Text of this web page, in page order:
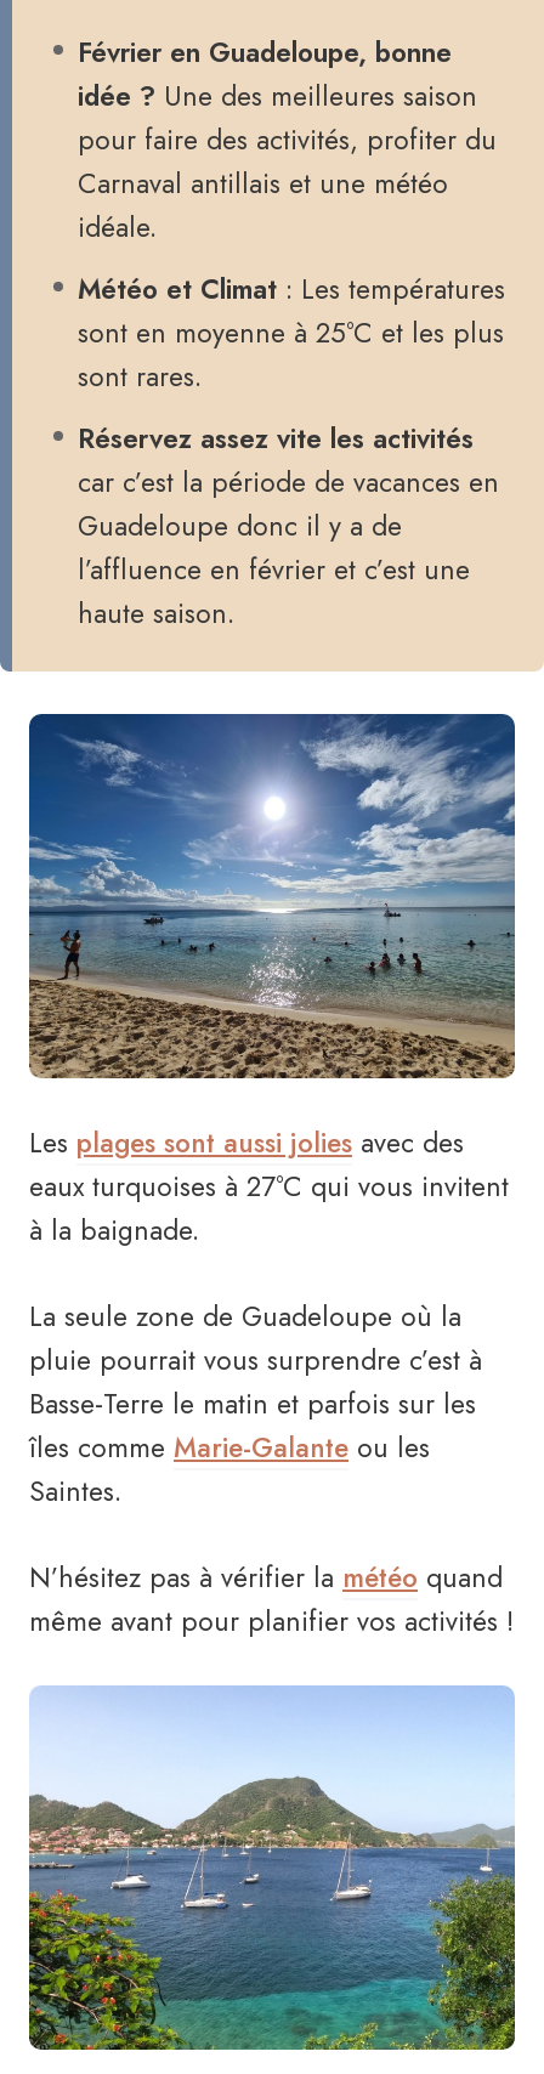
Février en Guadeloupe, bonne
idée ? Une des meilleures saison
pour faire des activités, profiter du
Carnaval antillais et une météo
idéale.
Météo et Climat : Les températures
sont en moyenne à 25°C et les plus
sont rares.
Réservez assez vite les activités
car c’est la période de vacances en
Guadeloupe donc il y a de
l’affluence en février et c’est une
haute saison.
Les plages sont aussi jolies avec des
eaux turquoises à 27°C qui vous invitent
à la baignade.
La seule zone de Guadeloupe où la
pluie pourrait vous surprendre c’est à
Basse-Terre le matin et parfois sur les
îles comme Marie-Galante ou les
Saintes.
N’hésitez pas à vérifier la météo quand
même avant pour planifier vos activités !